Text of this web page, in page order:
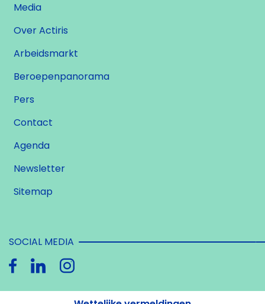
Media
Over Actiris
Arbeidsmarkt
Beroepenpanorama
Pers
Contact
Agenda
Newsletter
Sitemap
SOCIAL MEDIA